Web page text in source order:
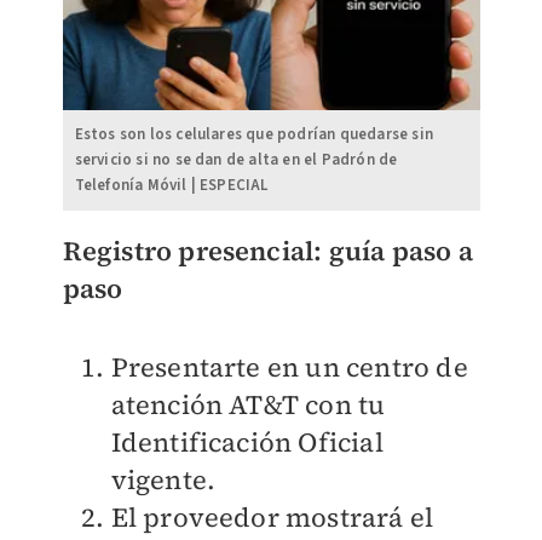
Estos son los celulares que podrían quedarse sin
servicio si no se dan de alta en el Padrón de
Telefonía Móvil | ESPECIAL
Registro presencial: guía paso a
paso
Presentarte en un centro de
atención AT&T con tu
Identificación Oficial
vigente.
El proveedor mostrará el